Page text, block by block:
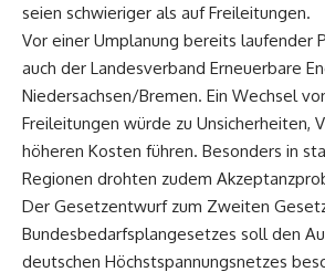
seien schwieriger als auf Freileitungen.
Vor einer Umplanung bereits laufender
auch der Landesverband Erneuerbare
Niedersachsen/Bremen. Ein Wechsel
Freileitungen würde zu Unsicherheiten,
höheren Kosten führen. Besonders in
Regionen drohten zudem
Der Gesetzentwurf zum Zweiten
Bundesbedarfsplangesetzes soll den
deutschen Höchstspannungsnetzes